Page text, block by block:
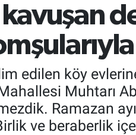
edilen köy
Muhtarı
Ramazan
ve beraberlik